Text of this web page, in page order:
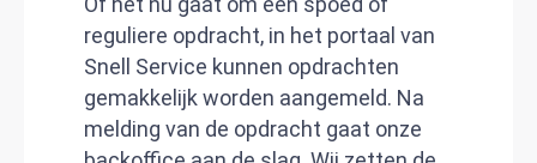
reguliere opdracht, in het portaal van
Snell Service kunnen opdrachten
gemakkelijk worden aangemeld. Na
melding van de opdracht gaat onze